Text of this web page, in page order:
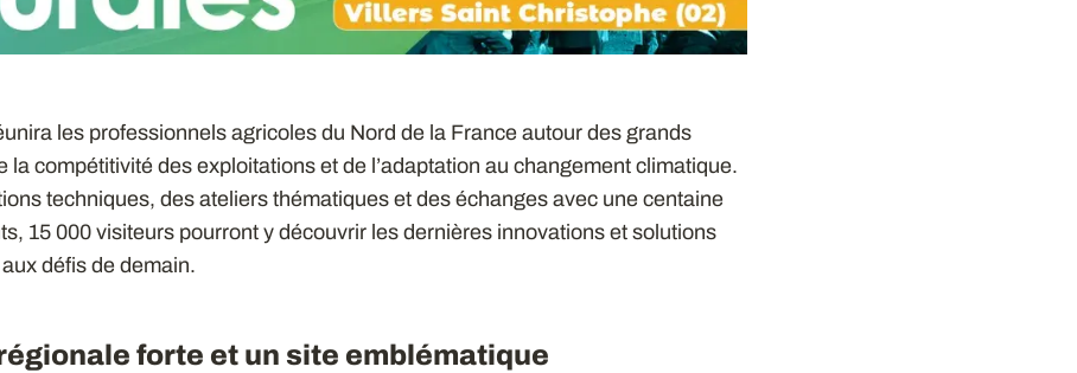
les professionnels agricoles du Nord de la France autour des grands
la compétitivité des exploitations et de l’adaptation au changement climatique.
techniques, des ateliers thématiques et des échanges avec une centaine
15 000 visiteurs pourront y découvrir les dernières innovations et solutions
défis de demain.
forte et un site emblématique